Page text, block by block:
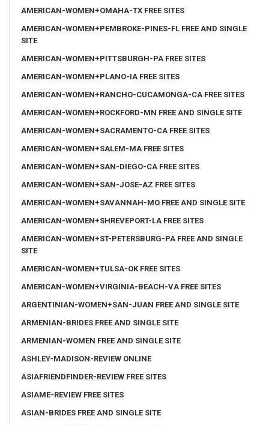
AMERICAN-WOMEN+OMAHA-TX FREE SITES
AMERICAN-WOMEN+PEMBROKE-PINES-FL FREE AND SINGLE
SITE
AMERICAN-WOMEN+PITTSBURGH-PA FREE SITES
AMERICAN-WOMEN+PLANO-IA FREE SITES
AMERICAN-WOMEN+RANCHO-CUCAMONGA-CA FREE SITES
AMERICAN-WOMEN+ROCKFORD-MN FREE AND SINGLE SITE
AMERICAN-WOMEN+SACRAMENTO-CA FREE SITES
AMERICAN-WOMEN+SALEM-MA FREE SITES
AMERICAN-WOMEN+SAN-DIEGO-CA FREE SITES
AMERICAN-WOMEN+SAN-JOSE-AZ FREE SITES
AMERICAN-WOMEN+SAVANNAH-MO FREE AND SINGLE SITE
AMERICAN-WOMEN+SHREVEPORT-LA FREE SITES
AMERICAN-WOMEN+ST-PETERSBURG-PA FREE AND SINGLE
SITE
AMERICAN-WOMEN+TULSA-OK FREE SITES
AMERICAN-WOMEN+VIRGINIA-BEACH-VA FREE SITES
ARGENTINIAN-WOMEN+SAN-JUAN FREE AND SINGLE SITE
ARMENIAN-BRIDES FREE AND SINGLE SITE
ARMENIAN-WOMEN FREE AND SINGLE SITE
ASHLEY-MADISON-REVIEW ONLINE
ASIAFRIENDFINDER-REVIEW FREE SITES
ASIAME-REVIEW FREE SITES
ASIAN-BRIDES FREE AND SINGLE SITE